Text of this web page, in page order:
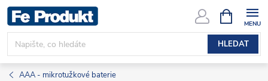
Přejít
na
obsah
HLEDAT
NÁKUPNÍ
KOŠÍK
AAA - mikrotužkové baterie